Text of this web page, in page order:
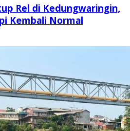
Rel di Kedungwaringin,
Kembali Normal